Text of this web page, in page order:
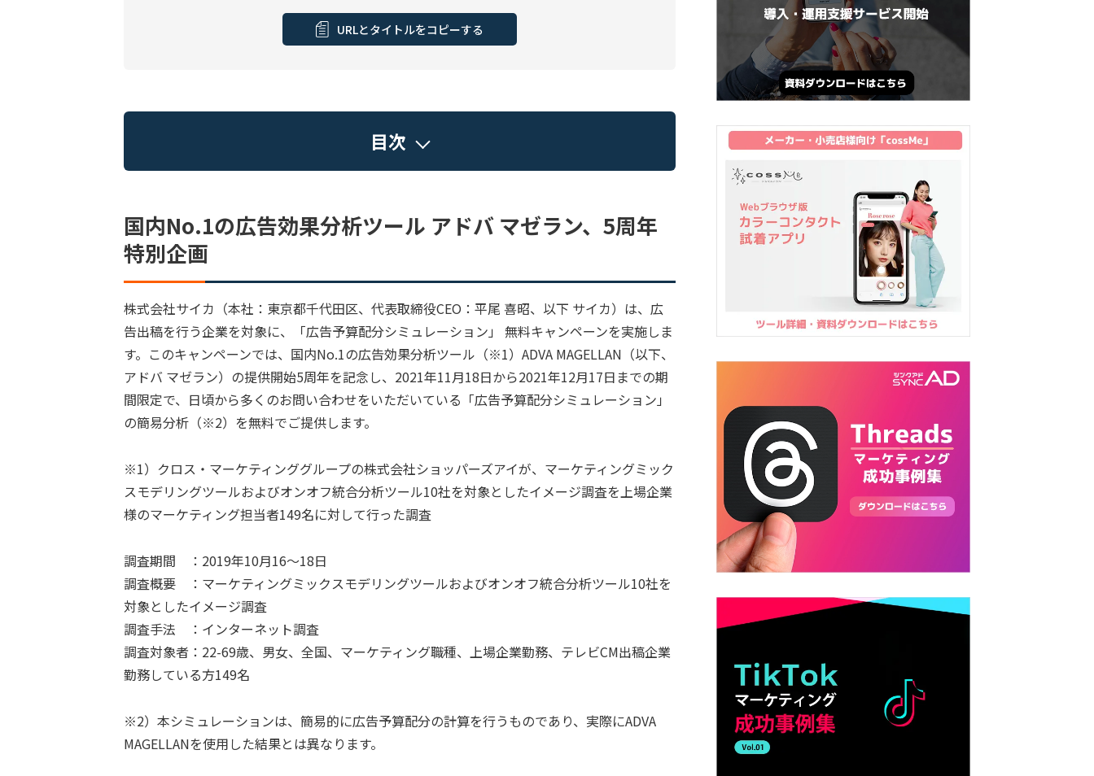
URLとタイトルをコピーする
目次
国内No.1の広告効果分析ツール アドバ マゼラン、5周年
特別企画
株式会社サイカ（本社：東京都千代田区、代表取締役CEO：平尾 喜昭、以下 サイカ）は、広
告出稿を行う企業を対象に、「広告予算配分シミュレーション」 無料キャンペーンを実施しま
す。このキャンペーンでは、国内No.1の広告効果分析ツール（※1）ADVA MAGELLAN（以下、
アドバ マゼラン）の提供開始5周年を記念し、2021年11月18日から2021年12月17日までの期
間限定で、日頃から多くのお問い合わせをいただいている「広告予算配分シミュレーション」
の簡易分析（※2）を無料でご提供します。
※1）クロス・マーケティンググループの株式会社ショッパーズアイが、マーケティングミック
スモデリングツールおよびオンオフ統合分析ツール10社を対象としたイメージ調査を上場企業
様のマーケティング担当者149名に対して行った調査
調査期間 ：2019年10月16～18日
調査概要 ：マーケティングミックスモデリングツールおよびオンオフ統合分析ツール10社を
対象としたイメージ調査
調査手法 ：インターネット調査
調査対象者：22-69歳、男女、全国、マーケティング職種、上場企業勤務、テレビCM出稿企業
勤務している方149名
※2）本シミュレーションは、簡易的に広告予算配分の計算を行うものであり、実際にADVA
MAGELLANを使用した結果とは異なります。